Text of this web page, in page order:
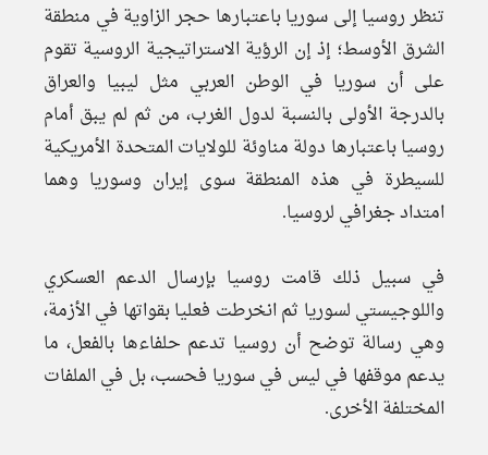
تنظر روسيا إلى سوريا باعتبارها حجر الزاوية في منطقة
الشرق الأوسط؛ إذ إن الرؤية الاستراتيجية الروسية تقوم
على أن سوريا في الوطن العربي مثل ليبيا والعراق
بالدرجة الأولى بالنسبة لدول الغرب، من ثم لم يبق أمام
روسيا باعتبارها دولة مناوئة للولايات المتحدة الأمريكية
للسيطرة في هذه المنطقة سوى إيران وسوريا وهما
امتداد جغرافي لروسيا.
في سبيل ذلك قامت روسيا بإرسال الدعم العسكري
واللوجيستي لسوريا ثم انخرطت فعليا بقواتها في الأزمة،
وهي رسالة توضح أن روسيا تدعم حلفاءها بالفعل، ما
يدعم موقفها في ليس في سوريا فحسب، بل في الملفات
المختلفة الأخرى.